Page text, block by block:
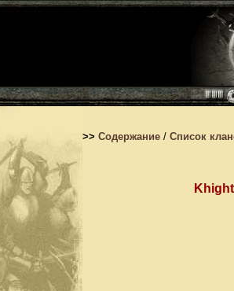
>> Содержание / Список